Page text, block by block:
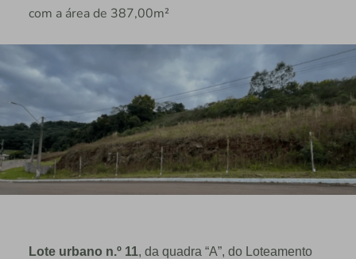
com a área de 387,00m²
Lote urbano n.º 11, da quadra “A”, do Loteamento